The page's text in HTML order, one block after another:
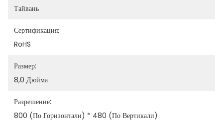
Тайвань
Сертификация:
RoHS
Размер:
8,0 Дюйма
Разрешение:
800 (по Горизонтали) * 480 (по Вертикали)